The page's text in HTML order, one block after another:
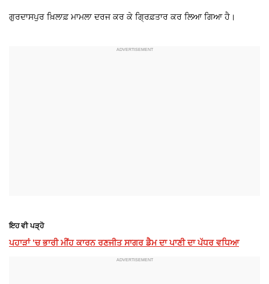
ਗੁਰਦਾਸਪੁਰ ਖ਼ਿਲਾਫ਼ ਮਾਮਲਾ ਦਰਜ ਕਰ ਕੇ ਗ੍ਰਿਫ਼ਤਾਰ ਕਰ ਲਿਆ ਗਿਆ ਹੈ।
ਇਹ ਵੀ ਪੜ੍ਹੋ
ਪਹਾੜਾਂ ’ਚ ਭਾਰੀ ਮੀਂਹ ਕਾਰਨ ਰਣਜੀਤ ਸਾਗਰ ਡੈਮ ਦਾ ਪਾਣੀ ਦਾ ਪੱਧਰ ਵਧਿਆ